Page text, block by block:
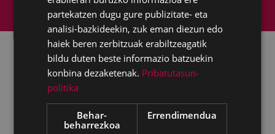
Web mapa Irisgarritasuna
Lege-oharra
Udalaren sare sozial guztiak
Eibarko Udala - Untzaga plaza, 1 | 20600 Eibar
Tfnoa.: 943 70 84 00 / 010 | Faxa: 943 70 84 16 |
partekatzen dugu gure publizitate- eta
analisi-bazkideekin, zuk eman diezun edo
haiek beren zerbitzuak erabiltzeagatik
bildu duten beste informazio batzuekin
konbina dezaketenak. Pribatutasun-
politika
Behar-
beharrezkoa
Errendimendua